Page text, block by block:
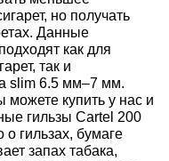
но получать
Данные
как для
так и
slim 6.5 мм–7 мм.
можете купить у нас и
гильзы Cartel 200
гильзах, бумаге
запах табака,